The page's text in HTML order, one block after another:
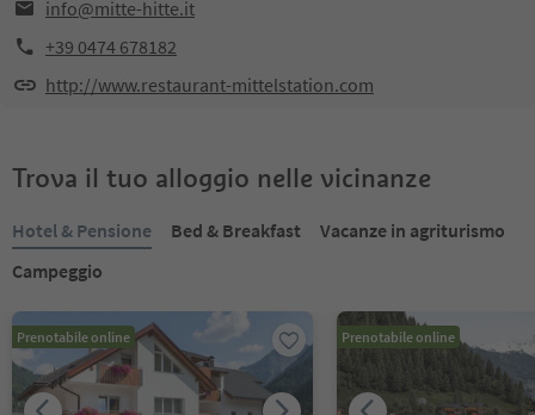
info@mitte-hitte.it
+39 0474 678182
http://www.restaurant-mittelstation.com
Trova il tuo alloggio nelle vicinanze
Hotel & Pensione Bed & Breakfast
Vacanze in agriturismo
Campeggio
Prenotabile online Prenotabile online